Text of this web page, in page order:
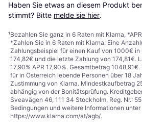
Haben Sie etwas an diesem Produkt
stimmt? Bitte melde sie hier.
¹Bezahlen Sie ganz in 6 Raten mit Klarna,
*Zahlen Sie in 6 Raten mit Klarna. Eine
Zahlungsbeispiel für einen Kauf von 1000€ in
174,82€ und die letzte Zahlung von 174,81€.
17,90% APR 17,90%. Gesamtbetrag
für in Österreich lebende Personen über 18
Zustimmung von Klarna. Mindestkaufbetrag
abhängig von der Bonitätsprüfung.
Sveavägen 46, 111 34 Stockholm, Reg. Nr.:
Bedingungen und weitere Informationen unter
https://www.klarna.com/at/agb/.